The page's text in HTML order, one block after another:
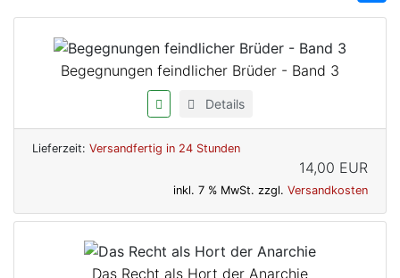
Begegnungen feindlicher Brüder - Band 3
Details
Lieferzeit: Versandfertig in 24 Stunden
14,00 EUR
inkl. 7 % MwSt. zzgl. Versandkosten
Das Recht als Hort der Anarchie